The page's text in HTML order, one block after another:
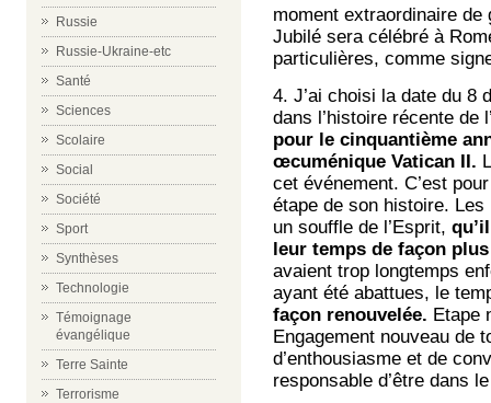
Russie
Russie-Ukraine-etc
Santé
Sciences
Scolaire
Social
Société
Sport
Synthèses
Technologie
Témoignage
évangélique
Terre Sainte
Terrorisme
moment extraordinaire
Jubilé sera célébré à
particulières, comme
4. J’ai choisi la date du 8
dans l’histoire récente de
pour le cinquantième
œcuménique Vatican II.
cet événement. C’est
étape de son histoire.
un souffle de l’Esprit,
leur temps de façon
avaient trop longtemps
ayant été abattues, le
façon renouvelée. Etape
Engagement nouveau de
d’enthousiasme et de
responsable d’être dans